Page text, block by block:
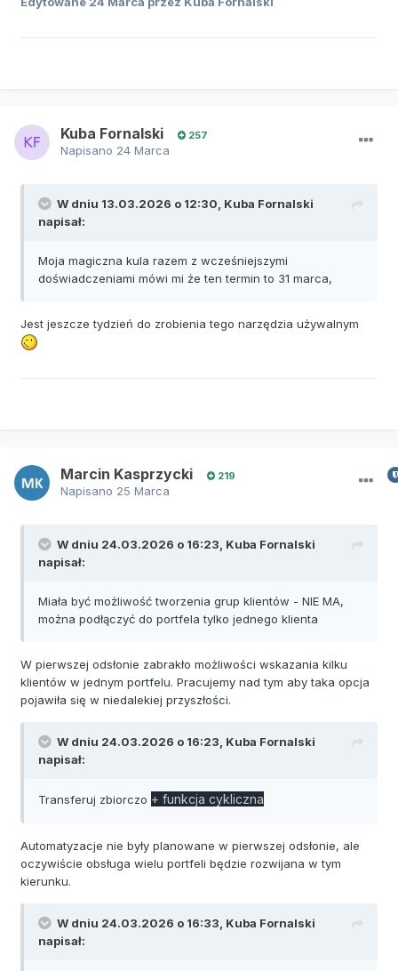
Kuba Fornalski 257
Napisano 24 Marca
W dniu 13.03.2026 o 12:30, Kuba Fornalski
napisał:
Moja magiczna kula razem z wcześniejszymi
doświadczeniami mówi mi że ten termin to 31 marca,
Jest jeszcze tydzień do zrobienia tego narzędzia używalnym
Marcin Kasprzycki 219
Napisano 25 Marca
W dniu 24.03.2026 o 16:23, Kuba Fornalski
napisał:
Miała być możliwość tworzenia grup klientów - NIE MA,
można podłączyć do portfela tylko jednego klienta
W pierwszej odsłonie zabrakło możliwości wskazania kilku
klientów w jednym portfelu. Pracujemy nad tym aby taka opcja
pojawiła się w niedalekiej przyszłości.
W dniu 24.03.2026 o 16:23, Kuba Fornalski
napisał:
Transferuj zbiorczo + funkcja cykliczna
Automatyzacje nie były planowane w pierwszej odsłonie, ale
oczywiście obsługa wielu portfeli będzie rozwijana w tym
kierunku.
W dniu 24.03.2026 o 16:33, Kuba Fornalski
napisał: